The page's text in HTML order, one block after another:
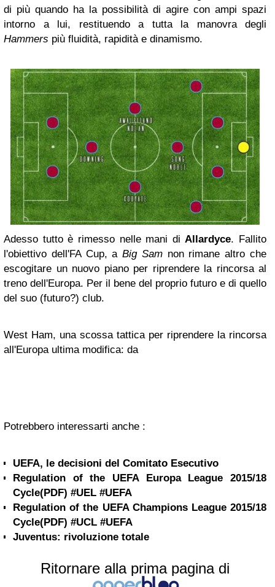
di più quando ha la possibilità di agire con ampi spazi
intorno a lui, restituendo a tutta la manovra degli
Hammers più fluidità, rapidità e dinamismo.
Adesso tutto è rimesso nelle mani diAllardyce. Fallito
l'obiettivo dell'FA Cup, aBig Sam non rimane altro che
escogitare un nuovo piano per riprendere la rincorsa al
treno dell'Europa. Per il bene del proprio futuro e di quello
del suo (futuro?) club.
West Ham, una scossa tattica per riprendere la rincorsa
all'Europa ultima modifica: da
Potrebbero interessarti anche :
UEFA, le decisioni del Comitato Esecutivo
Regulation of the UEFA Europa League 2015/18
Cycle(PDF) #UEL #UEFA
Regulation of the UEFA Champions League 2015/18
Cycle(PDF) #UCL #UEFA
Juventus: rivoluzione totale
Ritornare alla prima pagina di